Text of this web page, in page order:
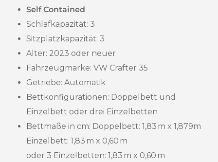
Self Contained
Schlafkapazität: 3
Sitzplatzkapazität: 3
Alter: 2023 oder neuer
Fahrzeugmarke: VW Crafter 35
Getriebe:Automatik
Bettkonfigurationen: Doppelbett und
Einzelbett oder drei Einzelbetten
Bettmaße in cm: Doppelbett: 1,83 m x 1,879m
Einzelbett: 1,83 m x 0,60 m
oder 3 Einzelbetten: 1,83 m x 0,60 m